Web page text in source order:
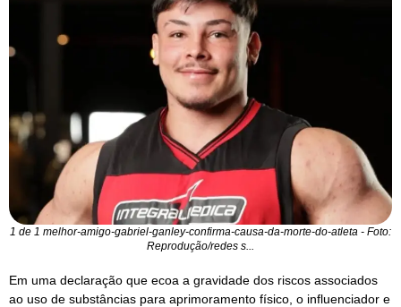
1 de 1 melhor-amigo-gabriel-ganley-confirma-causa-da-morte-do-atleta - Foto:
Reprodução/redes s...
Em uma declaração que ecoa a gravidade dos riscos associados
ao uso de substâncias para aprimoramento físico, o influenciador e